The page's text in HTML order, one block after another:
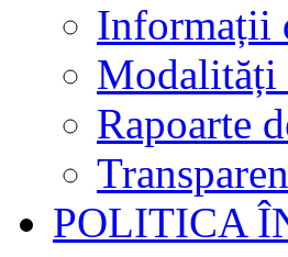
Informații
Modalități
Rapoarte
POLITICA